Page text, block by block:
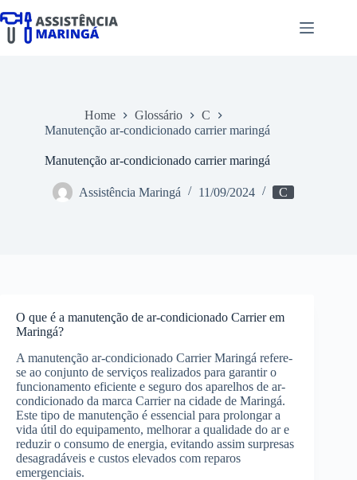
para
Home Glossário
C
Manutenção ar-condicionado carrier maringá
Manutenção ar-condicionado carrier maringá
Assistência Maringá 11/09/2024 C
O que é a manutenção de ar-condicionado Carrier em
Maringá?
A manutenção ar-condicionado Carrier Maringá refere-
se ao conjunto de serviços realizados para garantir o
funcionamento eficiente e seguro dos aparelhos de ar-
condicionado da marca Carrier na cidade de Maringá.
Este tipo de manutenção é essencial para prolongar a
vida útil do equipamento, melhorar a qualidade do ar e
reduzir o consumo de energia, evitando assim surpresas
desagradáveis e custos elevados com reparos
emergenciais.